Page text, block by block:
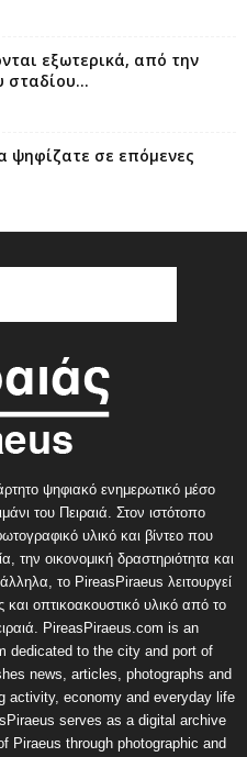
εξωτερικά, από την
σταδίου...
ψηφίζατε σε επόμενες
ψηφιακό ενημερωτικό μέσο
του Πειραιά. Στον ιστότοπο
υλικό και βίντεο που
την οικονομική δραστηριότητα και
το PireasPiraeus λειτουργεί
οπτικοακουστικό υλικό από το
PireasPiraeus.com is an
dedicated to the city and port of
news, articles, photographs and
activity, economy and everyday life
serves as a digital archive
Piraeus through photographic and